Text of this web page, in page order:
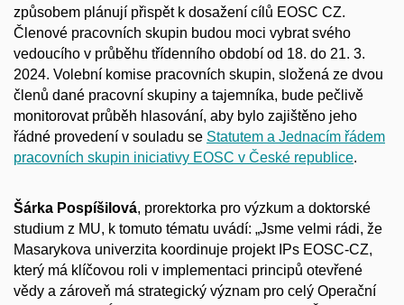
způsobem plánují přispět k dosažení cílů EOSC CZ.
Členové pracovních skupin budou moci vybrat svého
vedoucího v průběhu třídenního období od 18. do 21. 3.
2024. Volební komise pracovních skupin, složená ze dvou
členů dané pracovní skupiny a tajemníka, bude pečlivě
monitorovat průběh hlasování, aby bylo zajištěno jeho
řádné provedení v souladu se Statutem a Jednacím řádem
pracovních skupin iniciativy EOSC v České republice.
Šárka Pospíšilová, prorektorka pro výzkum a doktorské
studium z MU, k tomuto tématu uvádí: „Jsme velmi rádi, že
Masarykova univerzita koordinuje projekt IPs EOSC-CZ,
který má klíčovou roli v implementaci principů otevřené
vědy a zároveň má strategický význam pro celý Operační